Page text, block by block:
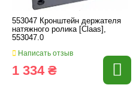
553047 Кронштейн держателя
натяжного ролика [Claas],
553047.0
Написать отзыв
1 334 ₴